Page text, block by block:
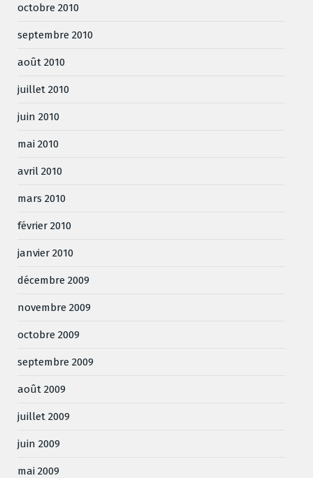
octobre 2010
septembre 2010
août 2010
juillet 2010
juin 2010
mai 2010
avril 2010
mars 2010
février 2010
janvier 2010
décembre 2009
novembre 2009
octobre 2009
septembre 2009
août 2009
juillet 2009
juin 2009
mai 2009